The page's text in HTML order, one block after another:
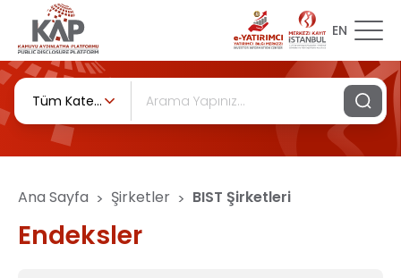
EN
Tüm Kategoriler
Ana Sayfa > Şirketler > BIST Şirketleri
Endeksler